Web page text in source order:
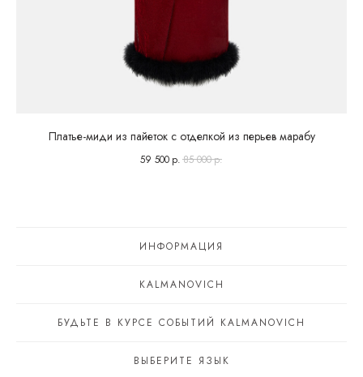
Платье-миди из пайеток с отделкой из перьев марабу
59 500 р. 85 000р.
ИНФОРМАЦИЯ
KALMANOVICH
БУДЬТЕ В КУРСЕ СОБЫТИЙ KALMANOVICH
ВЫБЕРИТЕ ЯЗЫК